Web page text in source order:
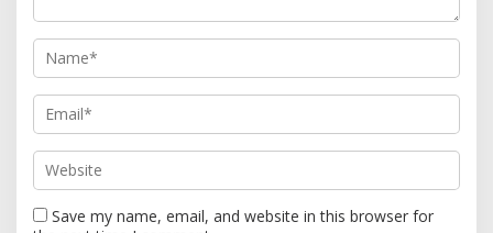
Save my name, email, and website in this browser for